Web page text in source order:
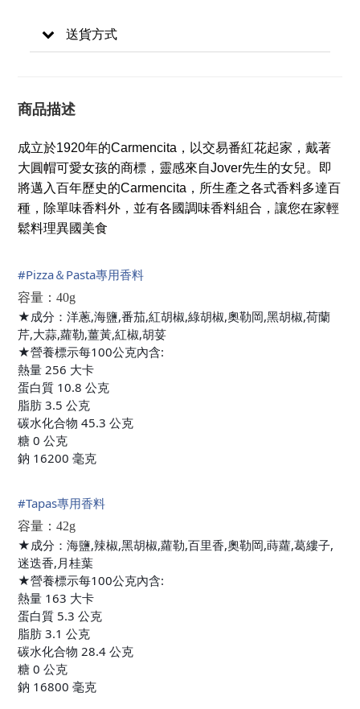
送貨方式
商品描述
成立於1920年的Carmencita，以交易番紅花起家，戴著
大圓帽可愛女孩的商標，靈感來自Jover先生的女兒。即
將邁入百年歷史的Carmencita，所生產之各式香料多達百
種，除單味香料外，並有各國調味香料組合，讓您在家輕
鬆料理異國美食
#Pizza＆Pasta專用香料
容量：40g
★成分：洋蔥,海鹽,番茄,紅胡椒,綠胡椒,奧勒岡,黑胡椒,荷蘭
芹,大蒜,蘿勒,薑黃,紅椒,胡荽
★營養標示每100公克內含:
熱量 256 大卡
蛋白質 10.8 公克
脂肪 3.5 公克
碳水化合物 45.3 公克
糖 0 公克
鈉 16200 毫克
#Tapas專用香料
容量：42g
★成分：海鹽,辣椒,黑胡椒,蘿勒,百里香,奧勒岡,蒔蘿,葛縷子,
迷迭香,月桂葉
★營養標示每100公克內含:
熱量 163 大卡
蛋白質 5.3 公克
脂肪 3.1 公克
碳水化合物 28.4 公克
糖 0 公克
鈉 16800 毫克